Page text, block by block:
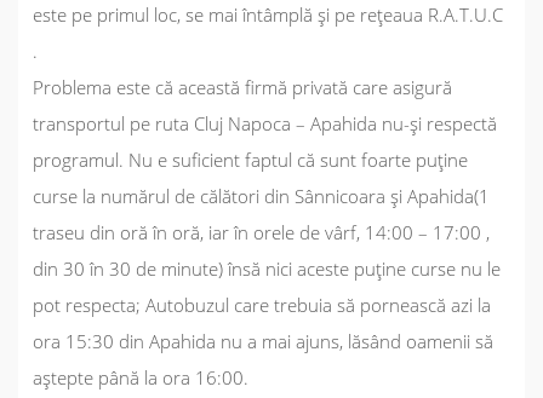
este pe primul loc, se mai întâmplă și pe rețeaua R.A.T.U.C
.
Problema este că această firmă privată care asigură
transportul pe ruta Cluj Napoca – Apahida nu-și respectă
programul. Nu e suficient faptul că sunt foarte puține
curse la numărul de călători din Sânnicoara și Apahida(1
traseu din oră în oră, iar în orele de vârf, 14:00 – 17:00 ,
din 30 în 30 de minute) însă nici aceste puține curse nu le
pot respecta; Autobuzul care trebuia să pornească azi la
ora 15:30 din Apahida nu a mai ajuns, lăsând oamenii să
aștepte până la ora 16:00.